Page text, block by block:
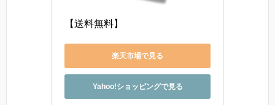
【送料無料】
楽天市場で見る
Yahoo!ショッピングで見る